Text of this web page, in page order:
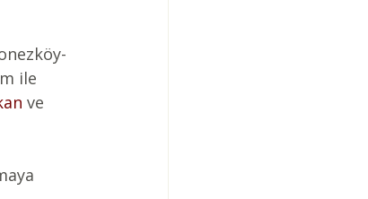
ile
ve